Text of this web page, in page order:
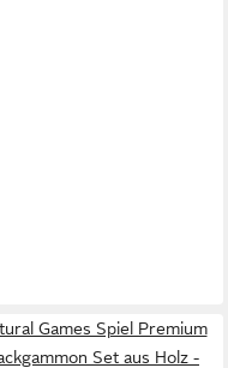
Games Spiel Premium
Set aus Holz -